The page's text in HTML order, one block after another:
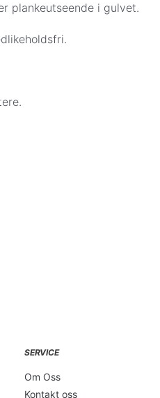
å avtale eksakt dag og sted
plankeutseende i gulvet.
SERVICE
Om Oss
Kontakt oss